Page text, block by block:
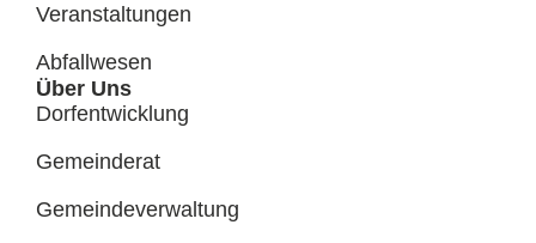
Veranstaltungen
Abfallwesen
Über Uns
Dorfentwicklung
Gemeinderat
Gemeindeverwaltung